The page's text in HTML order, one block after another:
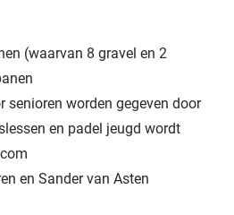
(waarvan 8 gravel en 2
senioren worden gegeven door
en padel jeugd wordt
en Sander van Asten